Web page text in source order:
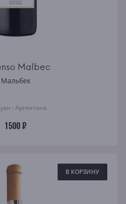
Malbec
Мальбек
· Аргентина
1500 ₽
В КОРЗИНУ